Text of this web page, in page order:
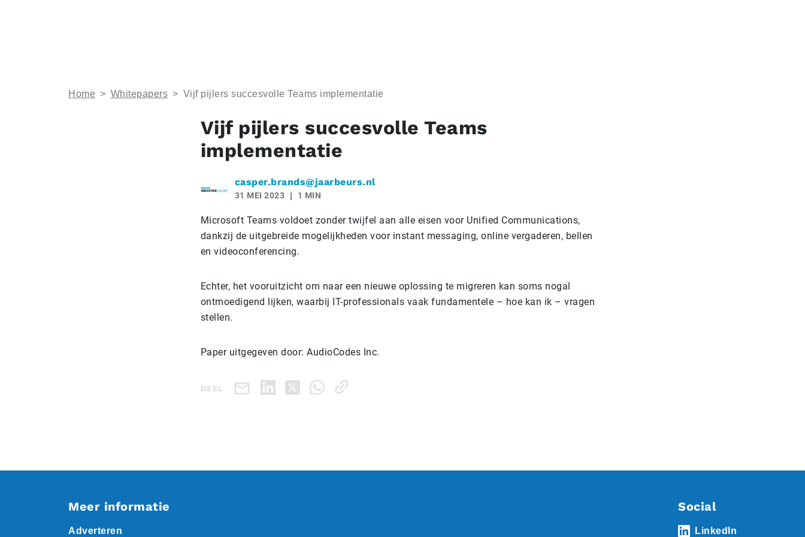
Home > Whitepapers > Vijf pijlers succesvolle Teams implementatie
Vijf pijlers succesvolle Teams
implementatie
casper.brands@jaarbeurs.nl
31 MEI 2023 1 MIN
Microsoft Teams voldoet zonder twijfel aan alle eisen voor Unified Communications,
dankzij de uitgebreide mogelijkheden voor instant messaging, online vergaderen, bellen
en videoconferencing.
Echter, het vooruitzicht om naar een nieuwe oplossing te migreren kan soms nogal
ontmoedigend lijken, waarbij IT-professionals vaak fundamentele – hoe kan ik – vragen
stellen.
Paper uitgegeven door: AudioCodes Inc.
DEEL
Meer informatie
Adverteren
Social
LinkedIn